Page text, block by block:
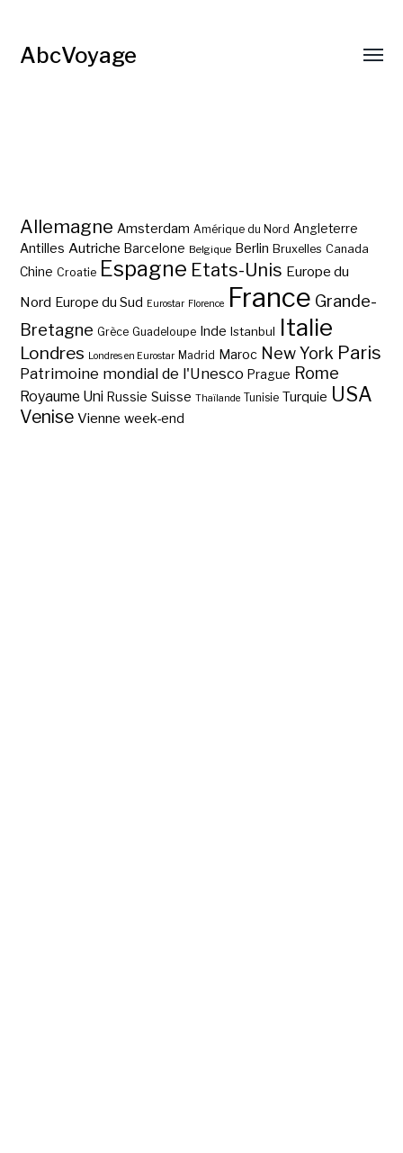
AbcVoyage
Allemagne Amsterdam Amérique du Nord Angleterre
Antilles Autriche Barcelone Belgique Berlin Bruxelles Canada
Chine Croatie Espagne Etats-Unis Europe du
Nord Europe du Sud Eurostar Florence France Grande-
Bretagne Grèce Guadeloupe Inde Istanbul Italie
Londres Londres en Eurostar Madrid Maroc New York Paris
Patrimoine mondial de l'Unesco Prague Rome
Royaume Uni Russie Suisse Thaïlande Tunisie Turquie USA
Venise Vienne week-end